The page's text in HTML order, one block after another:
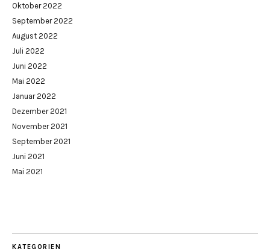
Oktober 2022
September 2022
August 2022
Juli 2022
Juni 2022
Mai 2022
Januar 2022
Dezember 2021
November 2021
September 2021
Juni 2021
Mai 2021
KATEGORIEN